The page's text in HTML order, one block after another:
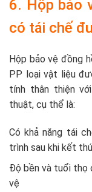
6. Hộp bảo
có tái chế
Hộp bảo vệ đồng
PP loại vật liệu
tính thân thiện
thuật, cụ thể là:
Có khả năng tái
trình sau khi kết
Độ bền và tuổi thọ
vệ